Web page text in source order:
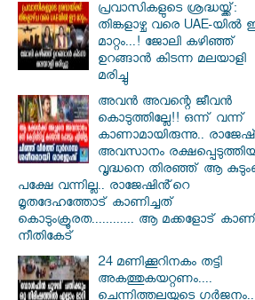
പ്രവാസികളുടെ ശ്രദ്ധയ്ക്ക്:
തിങ്കളാഴ്ച വരെ UAE-
മാറ്റം...! ജോലി കഴിഞ്ഞ്
ഉറങ്ങാൻ കിടന്ന മലയാളി
മരിച്ചു
അവൻ അവന്റെ ജീവൻ
കൊടുത്തില്ലേ!! ഒന്ന് വന്ന്
കാണാമായിരുന്നു.. രാജേഷ്
അവസാനം
വൃദ്ധനെ തിരഞ്ഞ് ആ
പക്ഷേ വന്നില്ല.. രാജേഷിൻ്റെ
മൃതദേഹത്തോട് കാണിച്ചത്
കൊടുംക്രൂരത............ ആ മക്കളോട്
നീതികേട്
24 മണിക്കൂറിനകം തട്ടി
അകത്തുകയറ്റണം....